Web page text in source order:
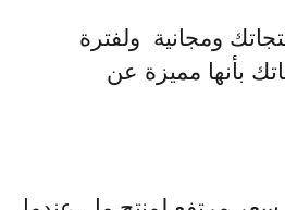
ومجانية ولفترة
بأنها مميزة عن